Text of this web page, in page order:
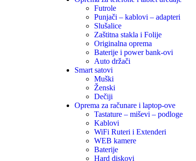
Futrole
Punjači – kablovi – adapteri
Slušalice
Zaštitna stakla i Folije
Originalna oprema
Baterije i power bank-ovi
Auto držači
Smart satovi
Muški
Ženski
Dečiji
Oprema za računare i laptop-ove
Tastature – miševi – podloge
Kablovi
WiFi Ruteri i Extenderi
WEB kamere
Baterije
Hard diskovi